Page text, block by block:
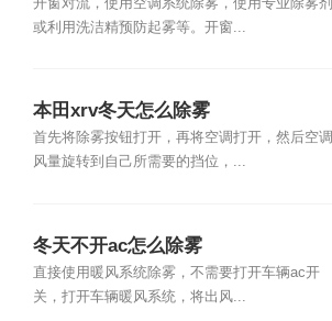
或利用洗洁精预防起雾等。开窗...
本田xrv冬天怎么除雾
首先将除雾按钮打开，再将空调打开，然后空调
风量旋转到自己所需要的挡位，...
冬天不开ac怎么除雾
直接使用暖风系统除雾，不需要打开车辆ac开
关，打开车辆暖风系统，将出风...